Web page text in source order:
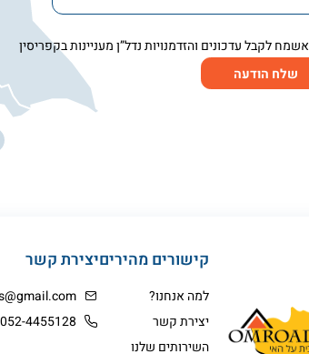
אשמח לקבל עדכונים והזדמנויות נדל”ן מעניינות בקפריסין
שלח הודעה
קישורים מהירים
למה אנחנו?
יצירת קשר
השירותים שלנו
יצירת קשר
052-4455128